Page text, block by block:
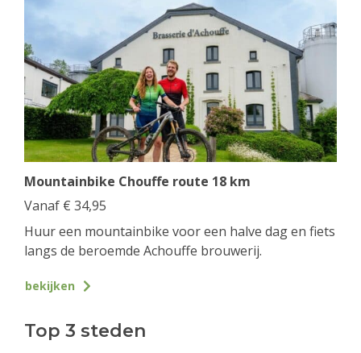
Mountainbike Chouffe route 18 km
Vanaf € 34,95
Huur een mountainbike voor een halve dag en fiets
langs de beroemde Achouffe brouwerij.
bekijken
Top 3 steden